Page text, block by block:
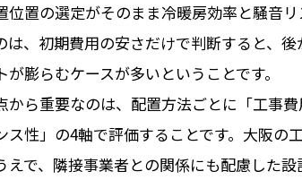
位置の選定がそのまま冷暖房効率と騒音
は、初期費用の安さだけで判断すると、
が膨らむケースが多いということです。
から重要なのは、配置方法ごとに「工事
ス性」の4軸で評価することです。大阪
えで、隣接事業者との関係にも配慮した設